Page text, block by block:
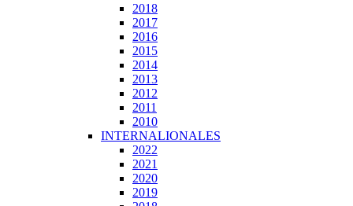
2018
2017
2016
2015
2014
2013
2012
2011
2010
INTERNALIONALES
2022
2021
2020
2019